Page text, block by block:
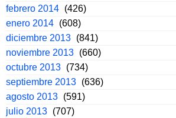
febrero 2014 (426)
enero 2014 (608)
diciembre 2013 (841)
noviembre 2013 (660)
octubre 2013 (734)
septiembre 2013 (636)
agosto 2013 (591)
julio 2013 (707)